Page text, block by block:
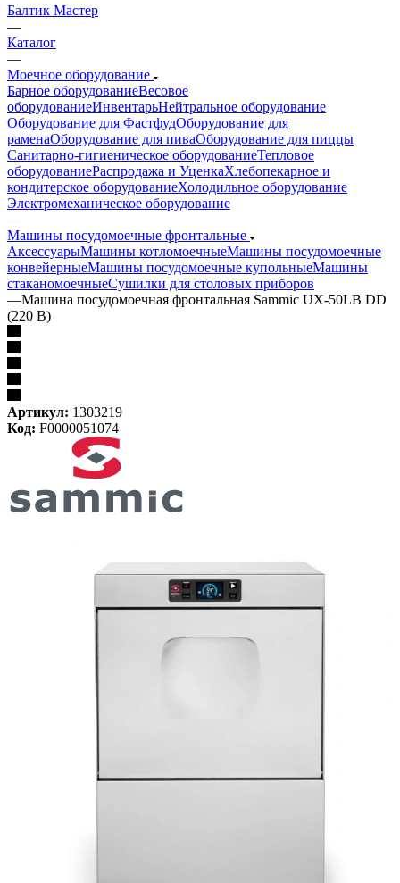
Балтик Мастер
—
Каталог
—
Моечное оборудование
Барное оборудованиеВесовое
оборудованиеИнвентарьНейтральное оборудование
Оборудование для ФастфудОборудование для
раменаОборудование для пиваОборудование для пиццы
Санитарно-гигиеническое оборудованиеТепловое
оборудованиеРаспродажа и УценкаХлебопекарное и
кондитерское оборудованиеХолодильное оборудование
Электромеханическое оборудование
—
Машины посудомоечные фронтальные
АксессуарыМашины котломоечныеМашины посудомоечные
конвейерныеМашины посудомоечные купольныеМашины
стаканомоечныеСушилки для столовых приборов
—Машина посудомоечная фронтальная Sammic UX-50LB DD
(220 В)
Артикул: 1303219
Код: F0000051074